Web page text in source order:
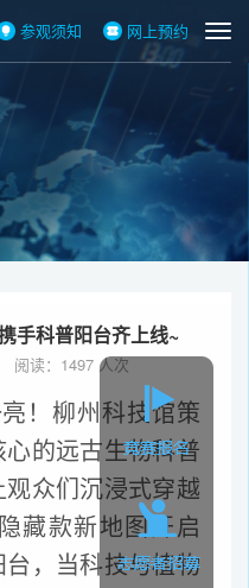
参观须知 网上预约
手科普阳台齐上线~
阅读：1497 人次
！柳州科技馆策
的远古生物科普
众们沉浸式穿越
藏款新地图开启
，当科技与植物